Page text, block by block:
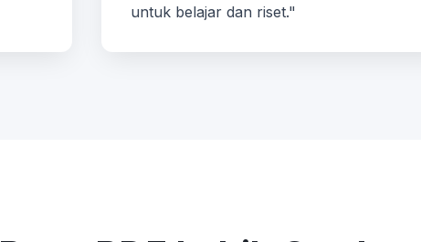
untuk belajar dan riset."